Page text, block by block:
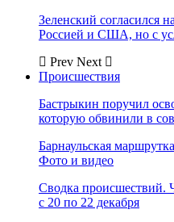
Зеленский согласился
Россией и США, но с
Prev Next
Происшествия
Бастрыкин поручил
которую обвинили в
Барнаульская
Фото и видео
Сводка происшествий.
с 20 по 22 декабря